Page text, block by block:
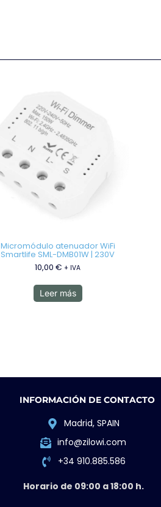
Micromódulo atenuador WiFi
Smartlife SML-DMB01W | 230V
10,00€ + IVA
Leer más
INFORMACIÓN DE CONTACTO
Madrid, SPAIN
info@zilowi.com
+34 910.885.586
Horario de 09:00 a 18:00 h.